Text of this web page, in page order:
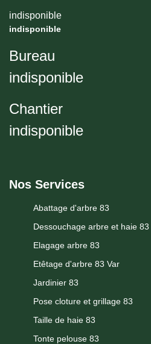
indisponible
indisponible
Bureau
indisponible
Chantier
indisponible
Nos Services
Abattage d'arbre 83
Dessouchage arbre et haie 83
Elagage arbre 83
Etêtage d'arbre 83 Var
Jardinier 83
Pose cloture et grillage 83
Taille de haie 83
Tonte pelouse 83